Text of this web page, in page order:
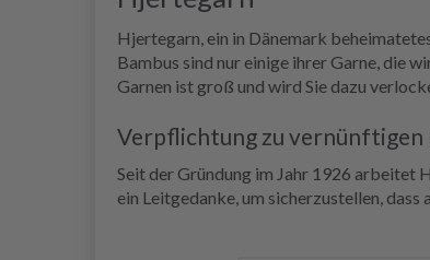
Hjertegarn, ein in Dänemark
Bambus sind nur einige ihrer Garne, die
Garnen ist groß und wird Sie dazu
Verpflichtung zu vernünftigen
Seit der Gründung im Jahr 1926 arbeitet
ein Leitgedanke, um sicherzustellen,